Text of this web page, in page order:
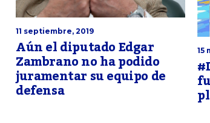
11 septiembre, 2019
Aún el diputado Edgar
Zambrano no ha podido
juramentar su equipo de
defensa
15